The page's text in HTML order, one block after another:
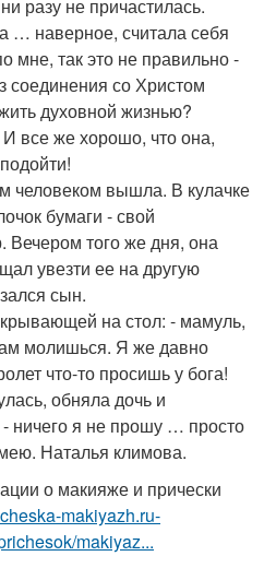
разу не причастилась.
… наверное, считала себя
мне, так это не правильно -
соединения со Христом
духовной жизнью?
все же хорошо, что она,
человеком вышла. В кулачке
бумаги - свой
Вечером того же дня, она
увезти ее на другую
сын.
на стол: - мамуль,
молишься. Я же давно
что-то просишь у бога!
обняла дочь и
ничего я не прошу … просто
Наталья климова.
о макияже и прически
makiyazh.ru-
makiyaz...